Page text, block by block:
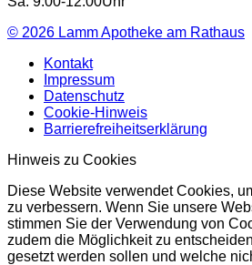
© 2026 Lamm Apotheke am Rathaus
Kontakt
Impressum
Datenschutz
Cookie-Hinweis
Barrierefreiheitserklärung
Hinweis zu Cookies
Diese Website verwendet Cookies,
zu verbessern. Wenn Sie unsere
stimmen Sie der Verwendung von
zudem die Möglichkeit zu
gesetzt werden sollen und welche